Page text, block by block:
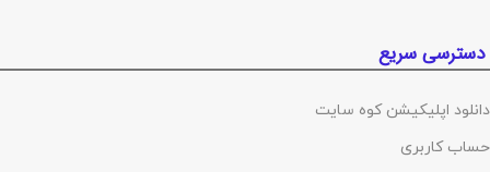
دسترسی سریع
دانلود اپلیکیشن کوه سایت
حساب کاربری